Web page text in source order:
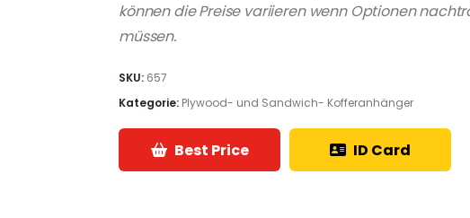
können die Preise variieren wenn Optionen
müssen.
SKU: 657
Kategorie: Plywood- und Sandwich- Kofferanhänger
Best Price ID Card